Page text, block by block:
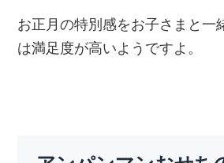
お正月の特別感をお子さまと一
は満足度が高いようですよ。